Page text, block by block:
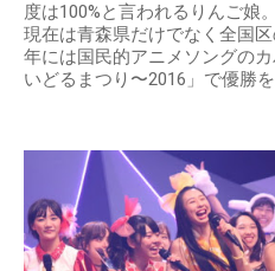
度は100%と言われるりんご娘。
現在は青森県だけでなく全国
年には国民的アニメソングの
いどるまつり〜2016」で優勝を